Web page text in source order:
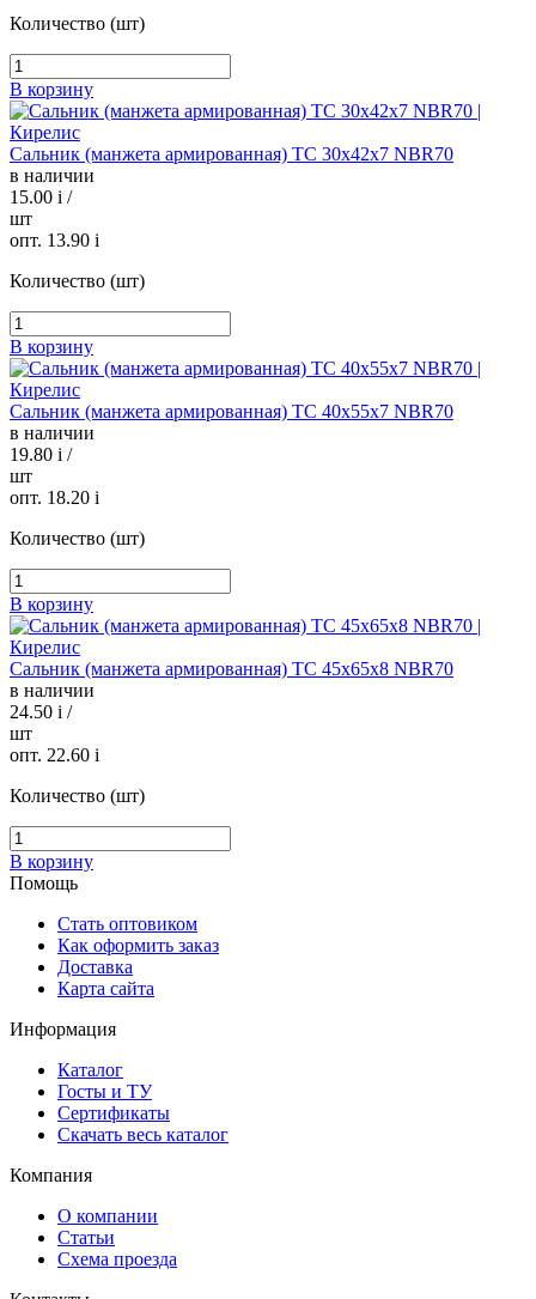
Количество (шт)
В корзину
Сальник (манжета армированная) TC 30х42х7 NBR70
в наличии
15.00 i /
шт
опт. 13.90 i
Количество (шт)
В корзину
Сальник (манжета армированная) TC 40х55х7 NBR70
в наличии
19.80 i /
шт
опт. 18.20 i
Количество (шт)
В корзину
Сальник (манжета армированная) TC 45х65х8 NBR70
в наличии
24.50 i /
шт
опт. 22.60 i
Количество (шт)
В корзину
Помощь
Стать оптовиком
Как оформить заказ
Доставка
Карта сайта
Информация
Каталог
Госты и ТУ
Сертификаты
Скачать весь каталог
Компания
О компании
Статьи
Схема проезда